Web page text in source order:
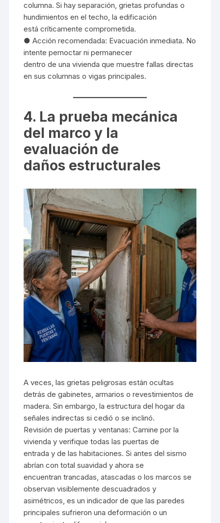
columna. Si hay separación, grietas profundas o
hundimientos en el techo, la edificación
está críticamente comprometida.
● Acción recomendada: Evacuación inmediata. No
intente pernoctar ni permanecer
dentro de una vivienda que muestre fallas directas
en sus columnas o vigas principales.
4. La prueba mecánica
del marco y la
evaluación de
daños estructurales
A veces, las grietas peligrosas están ocultas
detrás de gabinetes, armarios o revestimientos de
madera. Sin embargo, la estructura del hogar da
señales indirectas si cedió o se inclinó.
Revisión de puertas y ventanas: Camine por la
vivienda y verifique todas las puertas de
entrada y de las habitaciones. Si antes del sismo
abrían con total suavidad y ahora se
encuentran trancadas, atascadas o los marcos se
observan visiblemente descuadrados y
asimétricos, es un indicador de que las paredes
principales sufrieron una deformación o un